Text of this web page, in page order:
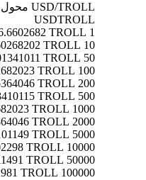
USD/TROLL محول سعر الصرف
USDTROLL
1 USD
TROLL
10 USD
TROLL
50 USD
TROLL
100 USD
TROLL
200 USD
TROLL
500 USD
TROLL
1000 USD
TROLL
2000 USD
TROLL
5000 USD
TROLL
10000 USD
TROLL
50000 USD
TROLL
100000 USD
TROLL